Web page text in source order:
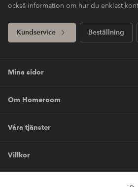
också information om hur du enklast
Kundservice Beställning
Mina sidor
Om Homeroom
Våra tjänster
Villkor